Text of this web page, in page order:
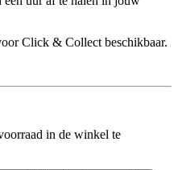
Click & Collect beschikbaar.
in de winkel te